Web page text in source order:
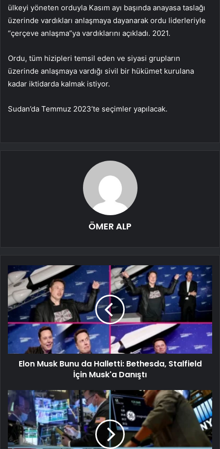
ülkeyi yöneten orduyla Kasım ayı başında anayasa taslağı
üzerinde vardıkları anlaşmaya dayanarak ordu liderleriyle
“çerçeve anlaşma”ya vardıklarını açıkladı. 2021.
Ordu, tüm hizipleri temsil eden ve siyasi grupların
üzerinde anlaşmaya vardığı sivil bir hükümet kurulana
kadar iktidarda kalmak istiyor.
Sudan’da Temmuz 2023’te seçimler yapılacak.
ÖMER ALP
Elon Musk Bunu da Halletti: Bethesda, Stalfield
İçin Musk'a Danıştı